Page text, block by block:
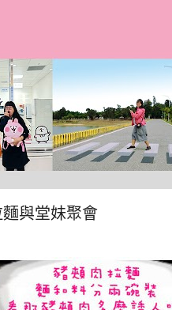
與堂妹聚會